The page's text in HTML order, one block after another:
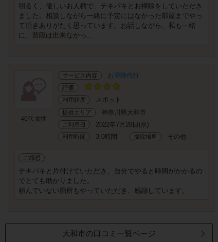
明るく、優しいお人柄で、テキパキとお掃除をしていただき
ました。相談しながら一緒に予定にはなかった部屋までやっ
て頂きありがたく思っています。お話しながら、私も一緒
に、普段は出来なかっ...
40代 女性
サービス内容 お掃除代行
評価
利用頻度
スポット
提供エリア 神奈川県大和市
ご利用日 2022年7月20日(水)
利用時間 3.0時間 掃除場所 その他
ご感想
テキパキと片付けていただき、自分でやると時間がかかるの
でとても助かりました。
頼んでいない箇所もやっていただき、感謝しています。
大和市の口コミ一覧ページ